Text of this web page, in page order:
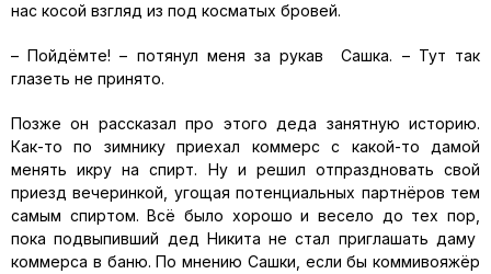
нас косой взгляд из под косматых бровей.
– Пойдёмте! – потянул меня за рукав Сашка. – Тут так
глазеть не принято.
Позже он рассказал про этого деда занятную историю.
Как-то по зимнику приехал коммерс с какой-то дамой
менять икру на спирт. Ну и решил отпраздновать свой
приезд вечеринкой, угощая потенциальных партнёров тем
самым спиртом. Всё было хорошо и весело до тех пор,
пока подвыпивший дед Никита не стал приглашать даму
коммерса в баню. По мнению Сашки, если бы коммивояжёр